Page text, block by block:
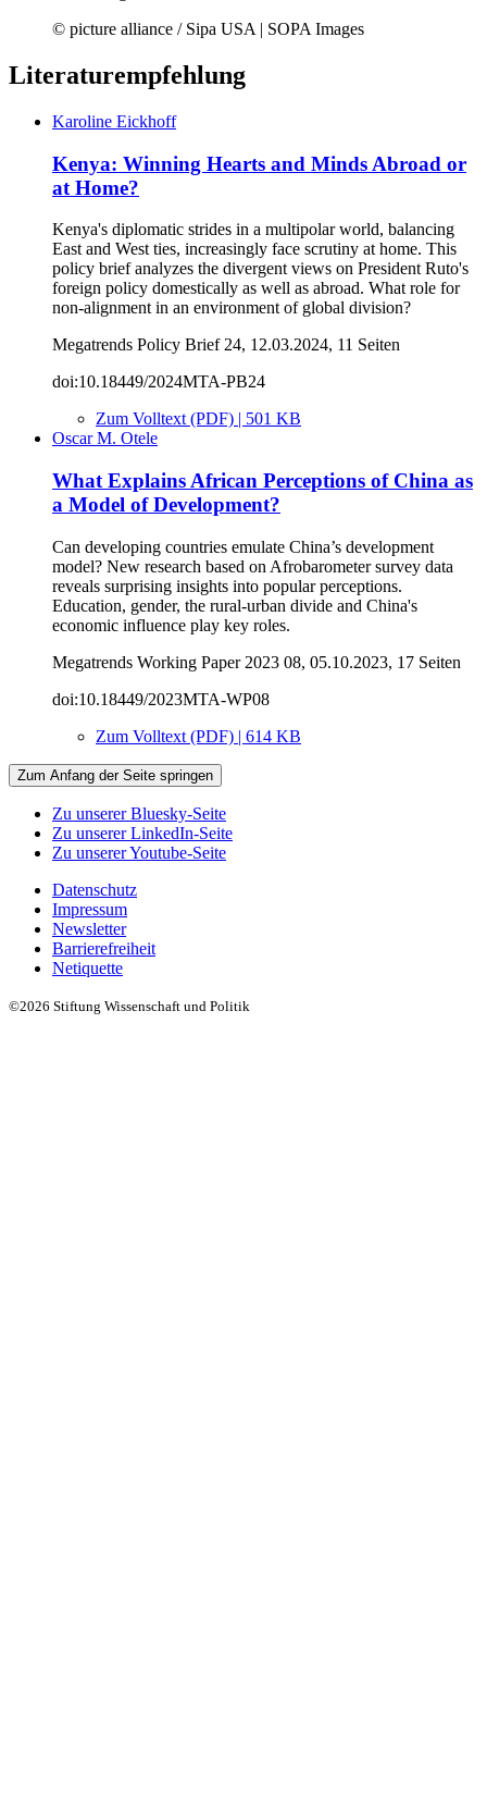
© picture alliance / Sipa USA | SOPA Images
Literaturempfehlung
Karoline Eickhoff
Kenya: Winning Hearts and Minds Abroad or
at Home?
Kenya's diplomatic strides in a multipolar world, balancing
East and West ties, increasingly face scrutiny at home. This
policy brief analyzes the divergent views on President Ruto's
foreign policy domestically as well as abroad. What role for
non-alignment in an environment of global division?
Megatrends Policy Brief 24, 12.03.2024, 11 Seiten
doi:10.18449/2024MTA-PB24
Zum Volltext (PDF) | 501 KB
Oscar M. Otele
What Explains African Perceptions of China as
a Model of Development?
Can developing countries emulate China’s development
model? New research based on Afrobarometer survey data
reveals surprising insights into popular perceptions.
Education, gender, the rural-urban divide and China's
economic influence play key roles.
Megatrends Working Paper 2023 08, 05.10.2023, 17 Seiten
doi:10.18449/2023MTA-WP08
Zum Volltext (PDF) | 614 KB
Zum Anfang der Seite springen
Zu unserer Bluesky-Seite
Zu unserer LinkedIn-Seite
Zu unserer Youtube-Seite
Datenschutz
Impressum
Newsletter
Barrierefreiheit
Netiquette
©2026 Stiftung Wissenschaft und Politik